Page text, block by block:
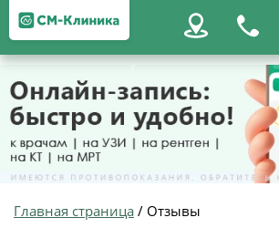
Главная страница / Отзывы